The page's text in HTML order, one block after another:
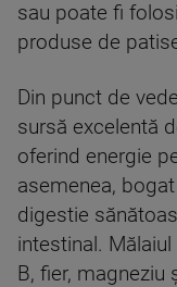
sau poate fi
produse de
Din punct de
sursă excelentă
oferind energie
asemenea,
digestie
intestinal.
B, fier, magneziu